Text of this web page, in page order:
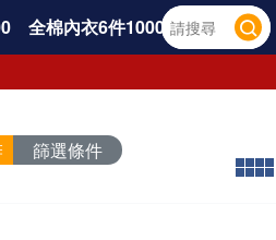
全棉內衣6件1000
篩選條件